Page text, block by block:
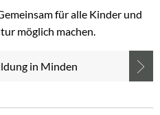
für alle Kinder und
möglich machen.
in Minden